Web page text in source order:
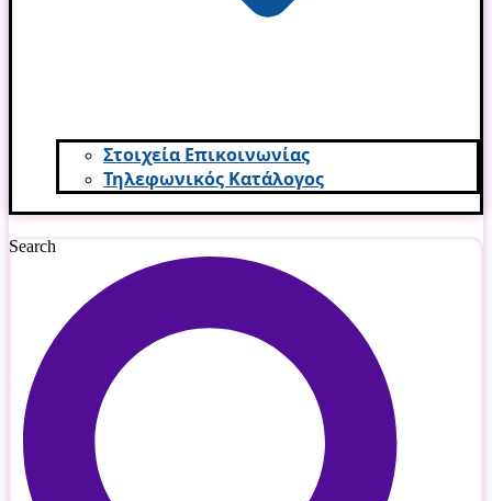
Στοιχεία Επικοινωνίας
Τηλεφωνικός Κατάλογος
Search